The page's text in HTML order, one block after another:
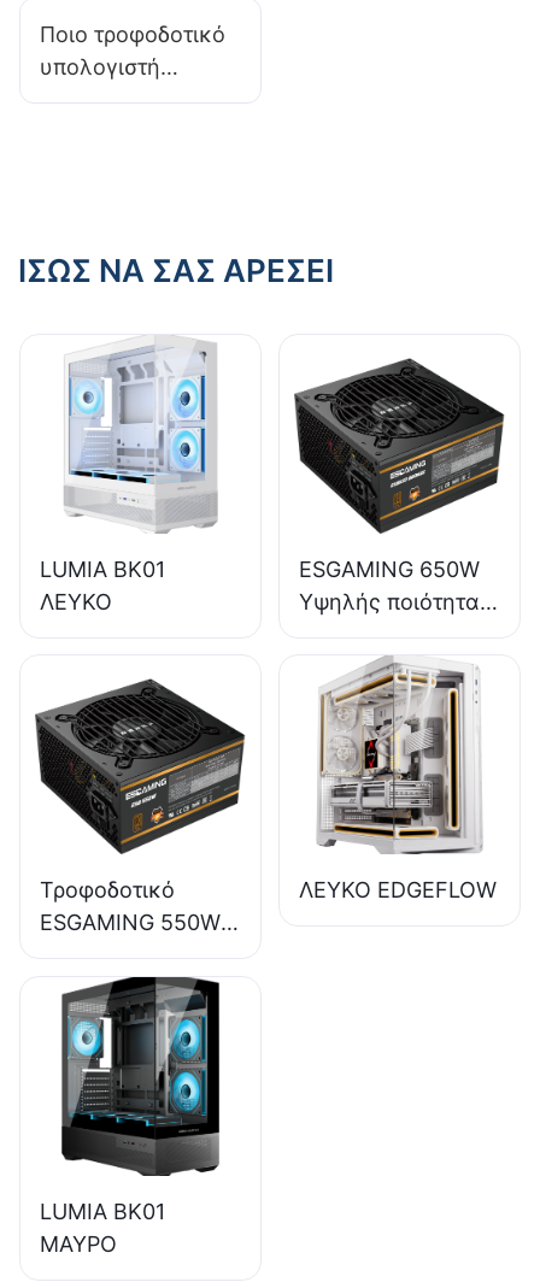
φίλτρα σκόνης για
εύκολη συντήρηση
Ποιο τροφοδοτικό
υπολογιστή
επιλέγουν
ΊΣΩΣ ΝΑ ΣΑΣ ΑΡΈΣΕΙ
LUMIA BK01
ΛΕΥΚΟ
ESGAMING 650W
Υψηλής ποιότητας,
απόδοσης 85%,
πλήρους μονάδας,
80+ Bronze,
τροφοδοτικό
επιτραπέζιου
υπολογιστή
ESB650W
Τροφοδοτικό
ESGAMING 550W
υψηλής ποιότητας,
απόδοσης 85%,
80+ χάλκινο, για
επιτραπέζιους
υπολογιστές,
ESB550W
ΛΕΥΚΟ EDGEFLOW
LUMIA BK01
ΜΑΥΡΟ